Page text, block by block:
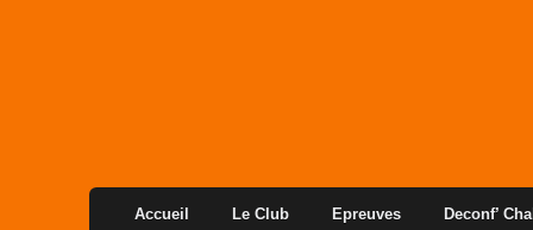
Accueil Le Club Epreuves Deconf’